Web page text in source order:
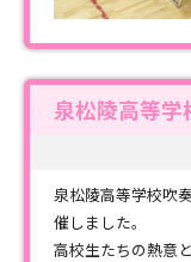
泉松陵高等学
泉松陵高等学校吹
催しました。
高校生たちの熱意